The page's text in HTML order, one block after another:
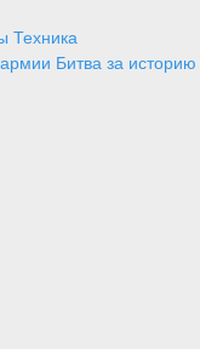
Техника
Битва за историю